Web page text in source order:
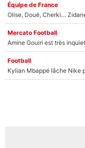
Équipe de France
Mercato Football
Football